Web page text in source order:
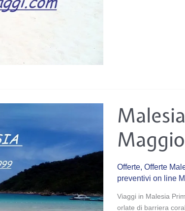
Maggio
Offerte, Offerte
preventivi on line
Viaggi in Malesia
orlate di barriera
Malesia
viaggi
Marzo-
Maggio